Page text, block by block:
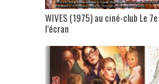
WIVES (1975) au ciné-club Le
l’écran